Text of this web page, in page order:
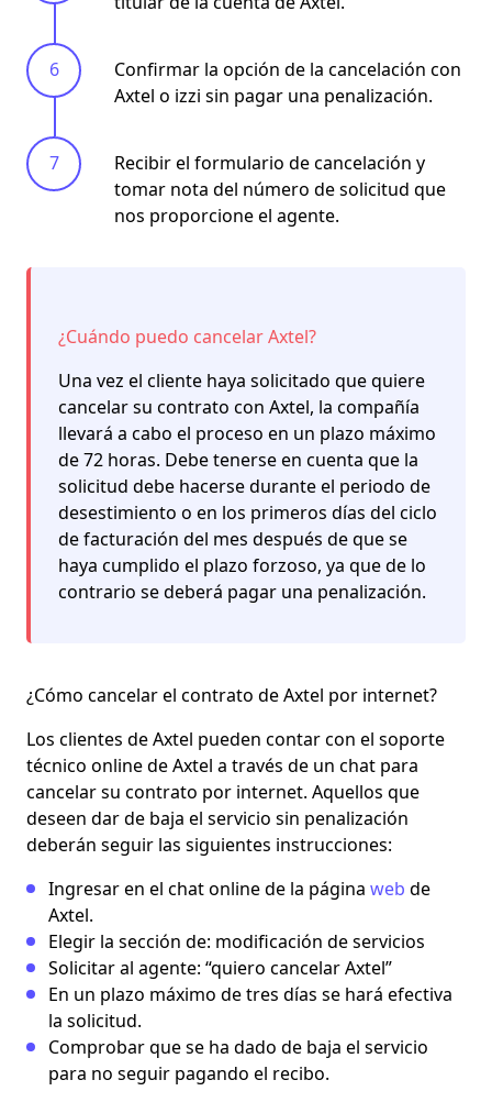
Confirmar la opción de la cancelación con
Axtel o izzi sin pagar una penalización.
Recibir el formulario de cancelación y
tomar nota del número de solicitud que
nos proporcione el agente.
¿Cuándo puedo cancelar Axtel?
Una vez el cliente haya solicitado que quiere
cancelar su contrato con Axtel, la compañía
llevará a cabo el proceso en un plazo máximo
de 72 horas. Debe tenerse en cuenta que la
solicitud debe hacerse durante el periodo de
desestimiento o en los primeros días del ciclo
de facturación del mes después de que se
haya cumplido el plazo forzoso, ya que de lo
contrario se deberá pagar una penalización.
¿Cómo cancelar el contrato de Axtel por internet?
Los clientes de Axtel pueden contar con el soporte
técnico online de Axtel a través de un chat para
cancelar su contrato por internet. Aquellos que
deseen dar de baja el servicio sin penalización
deberán seguir las siguientes instrucciones:
Ingresar en el chat online de la página web de
Axtel.
Elegir la sección de: modificación de servicios
Solicitar al agente: “quiero cancelar Axtel”
En un plazo máximo de tres días se hará efectiva
la solicitud.
Comprobar que se ha dado de baja el servicio
para no seguir pagando el recibo.